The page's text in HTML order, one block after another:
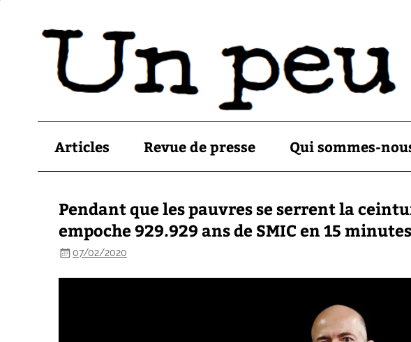
Articles Revue de presse Qui sommes-
Pendant que les pauvres se serrent la
empoche 929.929 ans de SMIC en 15 minutes
07/02/2020